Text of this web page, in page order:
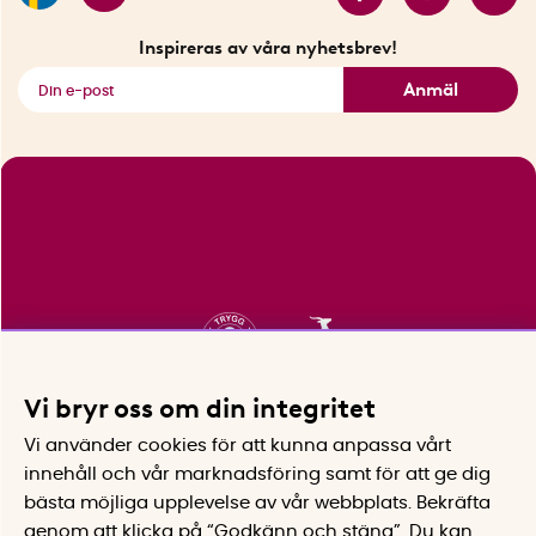
Inspireras av våra nyhetsbrev!
Anmäl
Vi bryr oss om din integritet
Vi använder cookies för att kunna anpassa vårt
innehåll och vår marknadsföring samt för att ge dig
bästa möjliga upplevelse av vår webbplats.
Bekräfta
genom att klicka på “Godkänn och stäng”. Du kan